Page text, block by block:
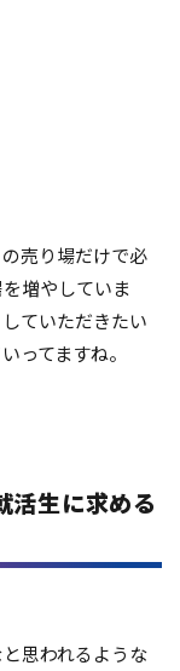
売り場だけで必
増やしていま
ていただきたい
ってますね。
活生に求める
思われるような